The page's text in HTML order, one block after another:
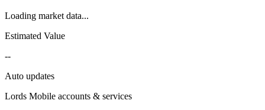
Loading market data...
Estimated Value
--
Auto updates
Lords Mobile accounts & services